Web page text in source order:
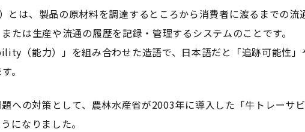
は、製品の原材料を調達するところから消費者に渡るまでの流
たは生産や流通の履歴を記録・管理するシステムのことです。
（能力）」を組み合わせた造語で、日本語だと「追跡可能性」
。
への対策として、農林水産省が2003年に導入した「牛トレーサ
になりました。